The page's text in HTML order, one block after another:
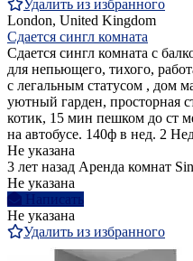
Удалить из избранного
London, United Kingdom
Сдается сингл комната
Сдается сингл комната с
для непьющего, тихого,
с легальным статусом , дом
уютный гарден, просторная
котик, 15 мин пешком до ст
на автобусе. 140ф в нед. 2
Не указана
3 лет назад Аренда комнат
Не указана
Написать
Не указана
Удалить из избранного